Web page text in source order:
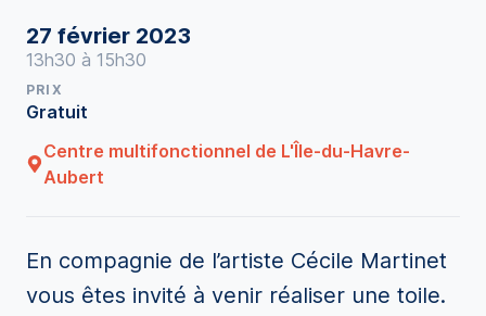
27 février 2023
13h30 à 15h30
PRIX
Gratuit
Centre multifonctionnel de L'Île-du-Havre-
Aubert
En compagnie de l’artiste Cécile Martinet
vous êtes invité à venir réaliser une toile.